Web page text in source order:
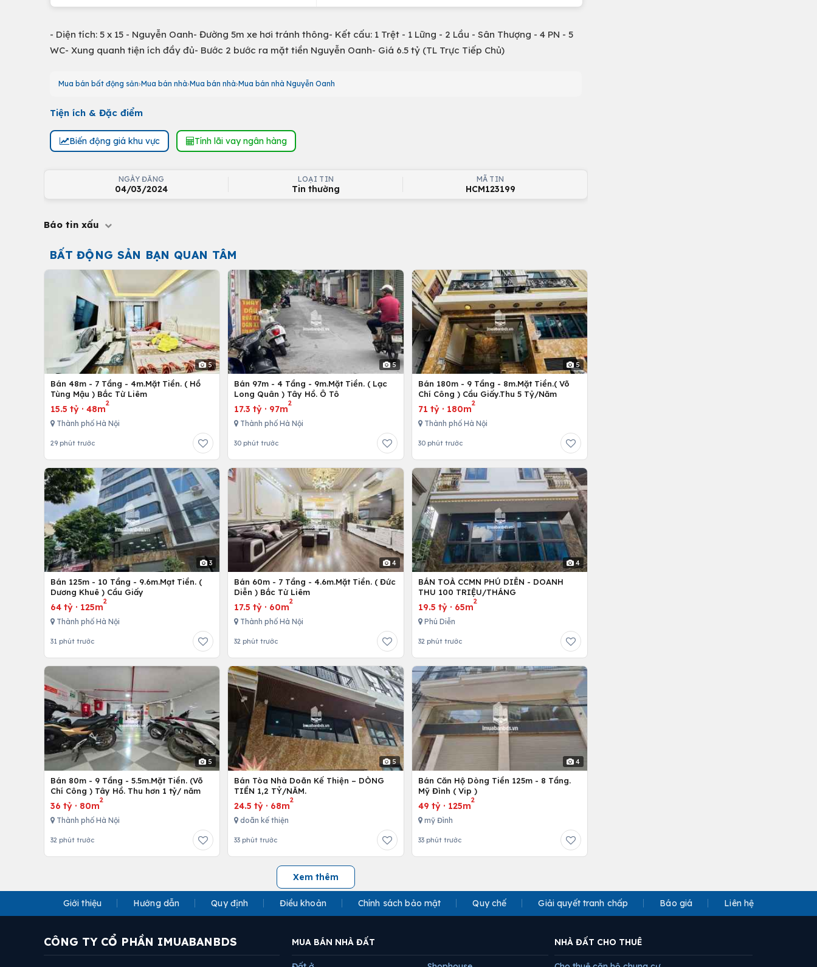
- Diện tích: 5 x 15 - Nguyễn Oanh- Đường 5m xe hơi tránh thông- Kết cấu: 1 Trệt - 1 Lững - 2 Lầu - Sân Thượng - 4 PN - 5
WC- Xung quanh tiện ích đầy đủ- Bước 2 bước ra mặt tiền Nguyễn Oanh- Giá 6.5 tỷ (TL Trực Tiếp Chủ)
Mua bán bất động sản Mua bán nhà Mua bán nhà Mua bán nhà Nguyễn Oanh
Tiện ích & Đặc điểm
Biến động giá khu vực Tính lãi vay ngân hàng
NGÀY ĐĂNG
04/03/2024
LOẠI TIN
Tin thường
MÃ TIN
HCM123199
Báo tin xấu
BẤT ĐỘNG SẢN BẠN QUAN TÂM
5
Bán 48m - 7 Tầng - 4m.Mặt Tiền. ( Hồ
Tùng Mậu ) Bắc Từ Liêm
15.5 tỷ · 48m
2
Thành phố Hà Nội
29 phút trước
5
Bán 97m - 4 Tầng - 9m.Mặt Tiền. ( Lạc
Long Quân ) Tây Hồ. Ô Tô
17.3 tỷ · 97m
2
Thành phố Hà Nội
30 phút trước
5
Bán 180m - 9 Tầng - 8m.Mặt Tiền.( Võ
Chí Công ) Cầu Giấy.Thu 5 Tỷ/Năm
71 tỷ· 180m
2
Thành phố Hà Nội
30 phút trước
3
Bán 125m - 10 Tầng - 9.6m.Mạt Tiền. (
Dương Khuê ) Cầu Giấy
64 tỷ · 125m
2
Thành phố Hà Nội
31 phút trước
4
Bán 60m - 7 Tầng - 4.6m.Mặt Tiền. ( Đức
Diễn ) Bắc Từ Liêm
17.5 tỷ · 60m
2
Thành phố Hà Nội
32 phút trước
4
BÁN TOÀ CCMN PHÚ DIỄN - DOANH
THU 100 TRIỆU/THÁNG
19.5 tỷ· 65m
2
Phú Diễn
32 phút trước
5
Bán 80m - 9 Tầng - 5.5m.Mặt Tiền. (Võ
Chí Công ) Tây Hồ. Thu hơn 1 tỷ/ năm
36 tỷ · 80m
2
Thành phố Hà Nội
32 phút trước
5
Bán Tòa Nhà Doãn Kế Thiện – DÒNG
TIỀN 1,2 TỶ/NĂM.
24.5 tỷ · 68m
2
doãn kế thiện
33 phút trước
4
Bán Căn Hộ Dòng Tiền 125m - 8 Tầng.
Mỹ Đình ( Vip )
49 tỷ· 125m
2
mỹ Đình
33 phút trước
Xem thêm
Giới thiệu Hướng dẫn Quy định Điều khoản Chính sách bảo mật Quy chế Giải quyết tranh chấp Báo giá Liên hệ
CÔNG TY CỔ PHẦN IMUABANBDS MUA BÁN NHÀ ĐẤT NHÀ ĐẤT CHO THUÊ